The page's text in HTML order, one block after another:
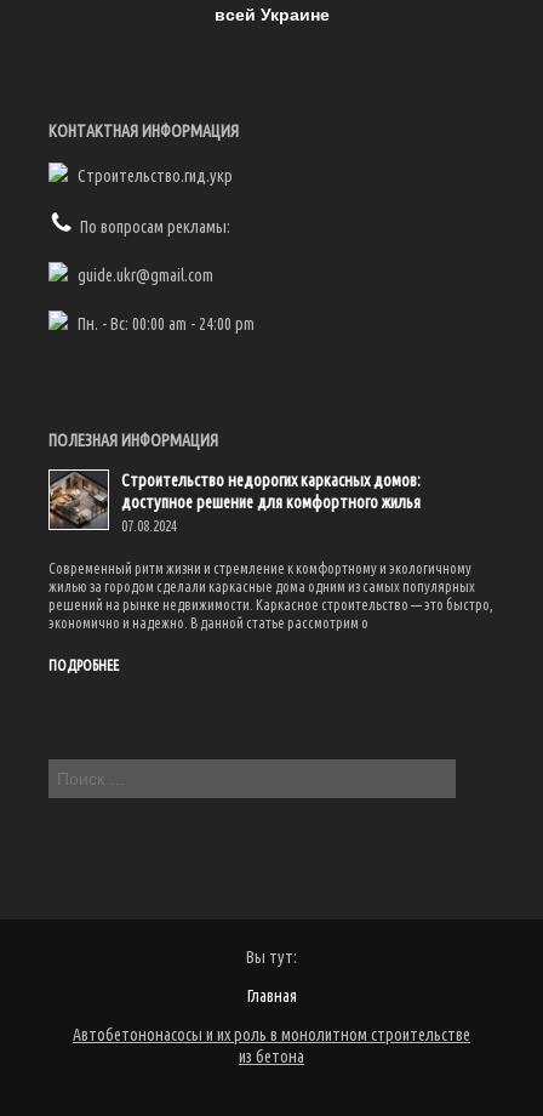
всей Украине
КОНТАКТНАЯ ИНФОРМАЦИЯ
Строительство.гид.укр
По вопросам рекламы:
guide.ukr@gmail.com
Пн. - Вс: 00:00 am - 24:00 pm
ПОЛЕЗНАЯ ИНФОРМАЦИЯ
Строительство недорогих каркасных домов:
доступное решение для комфортного жилья
07.08.2024
Современный ритм жизни и стремление к комфортному и экологичному
жилью за городом сделали каркасные дома одним из самых популярных
решений на рынке недвижимости. Каркасное строительство — это быстро,
экономично и надежно. В данной статье рассмотрим о
ПОДРОБНЕЕ
Вы тут:
Главная
Автобетононасосы и их роль в монолитном строительстве
из бетона